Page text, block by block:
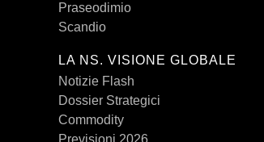
Praseodimio
Scandio
LA NS. VISIONE GLOBALE
Notizie Flash
Dossier Strategici
Commodity